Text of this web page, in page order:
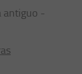
antiguo -